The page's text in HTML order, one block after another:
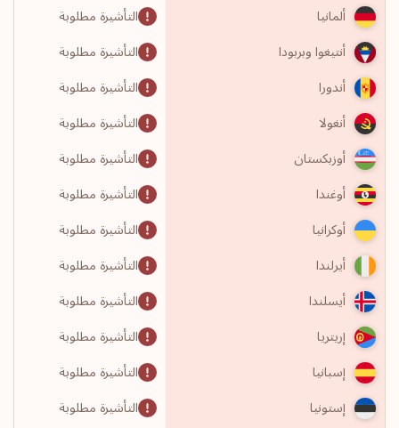
ألمانيا
التأشيرة مطلوبة
أنتيغوا وبربودا
التأشيرة مطلوبة
أندورا
التأشيرة مطلوبة
أنغولا
التأشيرة مطلوبة
أوزبكستان
التأشيرة مطلوبة
أوغندا
التأشيرة مطلوبة
أوكرانيا
التأشيرة مطلوبة
أيرلندا
التأشيرة مطلوبة
أيسلندا
التأشيرة مطلوبة
إريتريا
التأشيرة مطلوبة
إسبانيا
التأشيرة مطلوبة
إستونيا
التأشيرة مطلوبة